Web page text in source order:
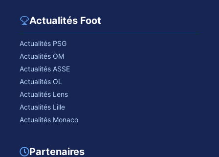
Actualités Foot
Actualités PSG
Actualités OM
Actualités ASSE
Actualités OL
Actualités Lens
Actualités Lille
Actualités Monaco
Partenaires